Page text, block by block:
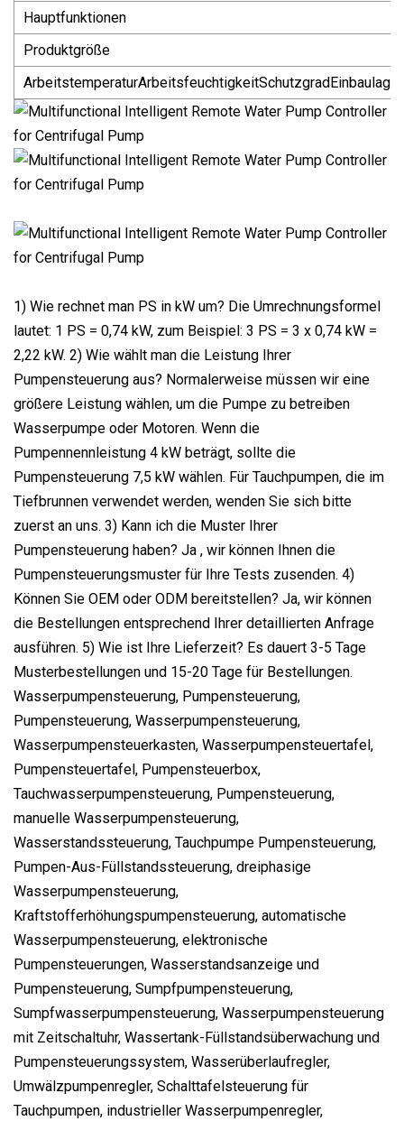
Hauptfunktionen
Produktgröße
ArbeitstemperaturArbeitsfeuchtigkeitSchutzgradEinbaulage
1) Wie rechnet man PS in kW um? Die Umrechnungsformel
lautet: 1 PS = 0,74 kW, zum Beispiel: 3 PS = 3 x 0,74 kW =
2,22 kW. 2) Wie wählt man die Leistung Ihrer
Pumpensteuerung aus? Normalerweise müssen wir eine
größere Leistung wählen, um die Pumpe zu betreiben
Wasserpumpe oder Motoren. Wenn die
Pumpennennleistung 4 kW beträgt, sollte die
Pumpensteuerung 7,5 kW wählen. Für Tauchpumpen, die im
Tiefbrunnen verwendet werden, wenden Sie sich bitte
zuerst an uns. 3) Kann ich die Muster Ihrer
Pumpensteuerung haben? Ja , wir können Ihnen die
Pumpensteuerungsmuster für Ihre Tests zusenden. 4)
Können Sie OEM oder ODM bereitstellen? Ja, wir können
die Bestellungen entsprechend Ihrer detaillierten Anfrage
ausführen. 5) Wie ist Ihre Lieferzeit? Es dauert 3-5 Tage
Musterbestellungen und 15-20 Tage für Bestellungen.
Wasserpumpensteuerung, Pumpensteuerung,
Pumpensteuerung, Wasserpumpensteuerung,
Wasserpumpensteuerkasten, Wasserpumpensteuertafel,
Pumpensteuertafel, Pumpensteuerbox,
Tauchwasserpumpensteuerung, Pumpensteuerung,
manuelle Wasserpumpensteuerung,
Wasserstandssteuerung, Tauchpumpe Pumpensteuerung,
Pumpen-Aus-Füllstandssteuerung, dreiphasige
Wasserpumpensteuerung,
Kraftstofferhöhungspumpensteuerung, automatische
Wasserpumpensteuerung, elektronische
Pumpensteuerungen, Wasserstandsanzeige und
Pumpensteuerung, Sumpfpumpensteuerung,
Sumpfwasserpumpensteuerung, Wasserpumpensteuerung
mit Zeitschaltuhr, Wassertank-Füllstandsüberwachung und
Pumpensteuerungssystem, Wasserüberlaufregler,
Umwälzpumpenregler, Schalttafelsteuerung für
Tauchpumpen, industrieller Wasserpumpenregler,